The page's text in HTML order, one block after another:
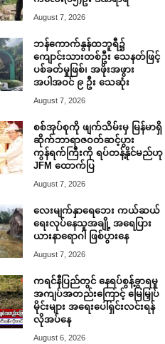
August 7, 2026
ဘန်ကောက်နွန်ထဘူရီ၌
ကျောင်းသားတစ်ဦး သေနတ်ဖြင့်
ပစ်ခတ်မှုဖြစ်၊ အဖိုးအဖွား
အပါအဝင် ၉ ဦး သေဆုံး
August 7, 2026
စစ်အုပ်စုကို ဖျက်သိမ်းမှ မြန်မာရှိ
ဆိုက်ဘာရာဇဝတ်ဆင့်ပွား
ကွန်ရက်ကြီးကို ရပ်တန့်နိုင်မည်ဟု
JFM ထောက်ပြ
August 7, 2026
လေးမျက်နှာရေဘေး ကယ်ဆယ်
ရေးလုပ်နေသူအချို့ အရေပြား
ယားနာရောဂါ ဖြစ်ပွားနေ
August 7, 2026
ကရင်နီပြည်တွင် နေရပ်စွန့်ခွာရမှု
အကျပ်အတည်းကြောင့် မြေမြှုပ်
မိုင်းများ အရေးပေါ်ရှင်းလင်းရန်
လိုအပ်နေ
August 6, 2026